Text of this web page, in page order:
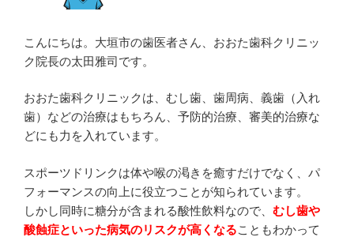
こんにちは。大垣市の歯医者さん、おおた歯科クリニッ
ク院長の太田雅司です。
おおた歯科クリニックは、むし歯、歯周病、義歯（入れ
歯）などの治療はもちろん、予防的治療、審美的治療な
どにも力を入れています。
スポーツドリンクは体や喉の渇きを癒すだけでなく、パ
フォーマンスの向上に役立つことが知られています。
しかし同時に糖分が含まれる酸性飲料なので、 むし歯や
酸蝕症といった病気のリスクが高くなることもわかって